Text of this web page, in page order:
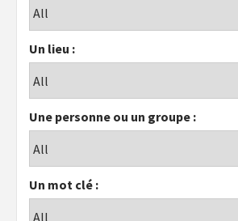
Un lieu :
Une personne ou un groupe :
Un mot clé :